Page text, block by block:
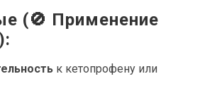
(🚫 Применение
к кетопрофену или